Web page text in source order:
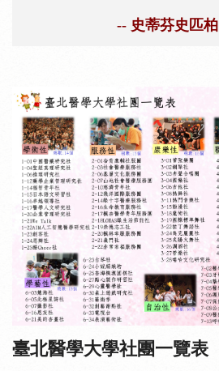
-- 史蒂芬史匹柏
臺北醫學大學社團一覽表